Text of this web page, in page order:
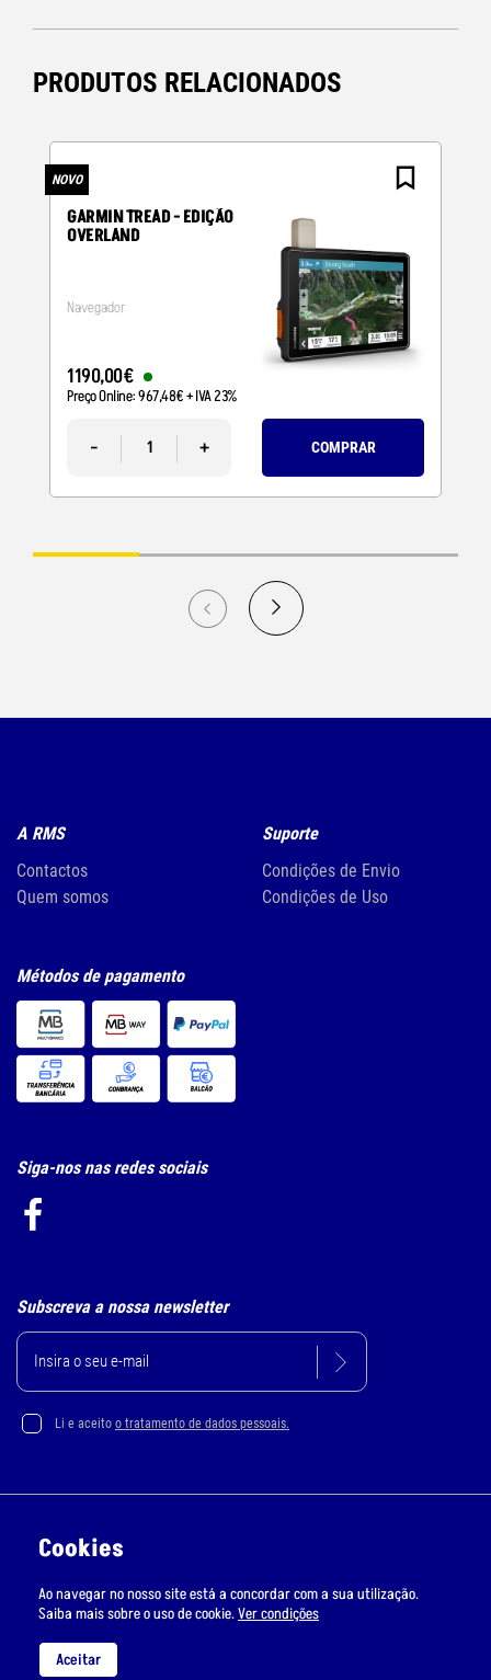
PRODUTOS RELACIONADOS
NOVO
GARMIN TREAD - EDIÇÃO
OVERLAND
Navegador
1190,00€
Preço Online:967,48€+ IVA 23%
- + COMPRAR
A RMS
Contactos
Quem somos
Suporte
Condições de Envio
Condições de Uso
Métodos de pagamento
Siga-nos nas redes sociais
Subscreva a nossa newsletter
Li e aceito o tratamento de dados pessoais.
RMS © Todos os direitos reservados | Desenvolvido por
Livro de Reclamações Online
Cookies
Ao navegar no nosso site está a concordar com a sua utilização.
Saiba mais sobre o uso de cookie.Ver condições
Aceitar